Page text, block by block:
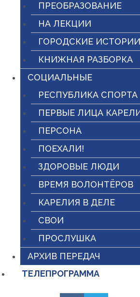
ПРЕОБРАЗОВАНИЕ
НА ЛЕКЦИИ
ГОРОДСКИЕ ИСТОРИИ
КНИЖНАЯ РАЗБОРКА
СОЦИАЛЬНЫЕ
РЕСПУБЛИКА СПОРТА
ПЕРВЫЕ ЛИЦА
ПЕРСОНА
ПОЕХАЛИ!
ЗДОРОВЫЕ ЛЮДИ
ВРЕМЯ ВОЛОНТЁРОВ
КАРЕЛИЯ В ДЕЛЕ
СВОИ
ПРОСЛУШКА
АРХИВ ПЕРЕДАЧ
ТЕЛЕПРОГРАММА